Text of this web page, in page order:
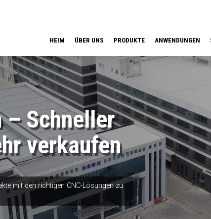
HEIM ÜBER UNS PRODUKTE ANWENDUNGEN
– Schneller
verkaufen
mit den richtigen CNC-Lösungen zu